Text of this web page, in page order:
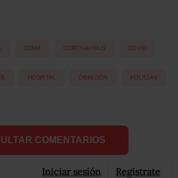
CDMX CORONAVIRUS COVID
HOSPITAL OBREGÓN POLICÍAS
COMENTARIOS
Iniciar sesión Registrate